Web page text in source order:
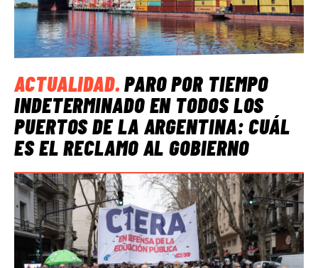
ACTUALIDAD.PARO POR TIEMPO
INDETERMINADO EN TODOS LOS
PUERTOS DE LA ARGENTINA: CUÁL
ES EL RECLAMO AL GOBIERNO